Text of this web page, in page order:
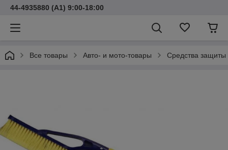
44-4935880 (A1) 9:00-18:00
Все товары Авто- и мото-товары Средства защиты